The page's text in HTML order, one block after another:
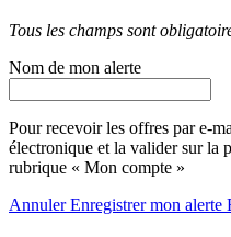
Tous les champs sont
Nom de mon alerte
Pour recevoir les offres par e-
électronique et la valider sur la
rubrique « Mon compte »
AnnulerEnregistrer mon alerte